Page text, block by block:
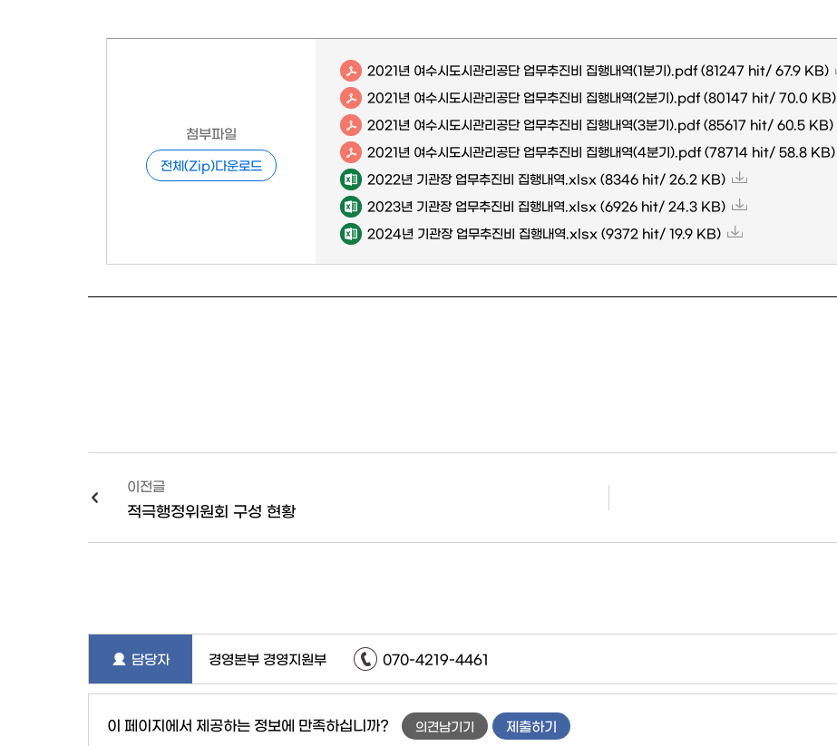
첨부파일
전체(Zip)다운로드
2021년 여수시도시관리공단 업무추진비 집행내역(1분기).pdf (81247 hit/ 67.9 KB)
2021년 여수시도시관리공단 업무추진비 집행내역(2분기).pdf (80147 hit/ 70.0 KB)
2021년 여수시도시관리공단 업무추진비 집행내역(3분기).pdf (85617 hit/ 60.5 KB)
2021년 여수시도시관리공단 업무추진비 집행내역(4분기).pdf (78714 hit/ 58.8 KB)
2022년 기관장 업무추진비 집행내역.xlsx (8346 hit/ 26.2 KB)
2023년 기관장 업무추진비 집행내역.xlsx (6926 hit/ 24.3 KB)
2024년 기관장 업무추진비 집행내역.xlsx (9372 hit/ 19.9 KB)
이전글
적극행정위원회 구성 현황
담당자 경영본부 경영지원부 070-4219-4461
이 페이지에서 제공하는 정보에 만족하십니까? 의견남기기 제출하기